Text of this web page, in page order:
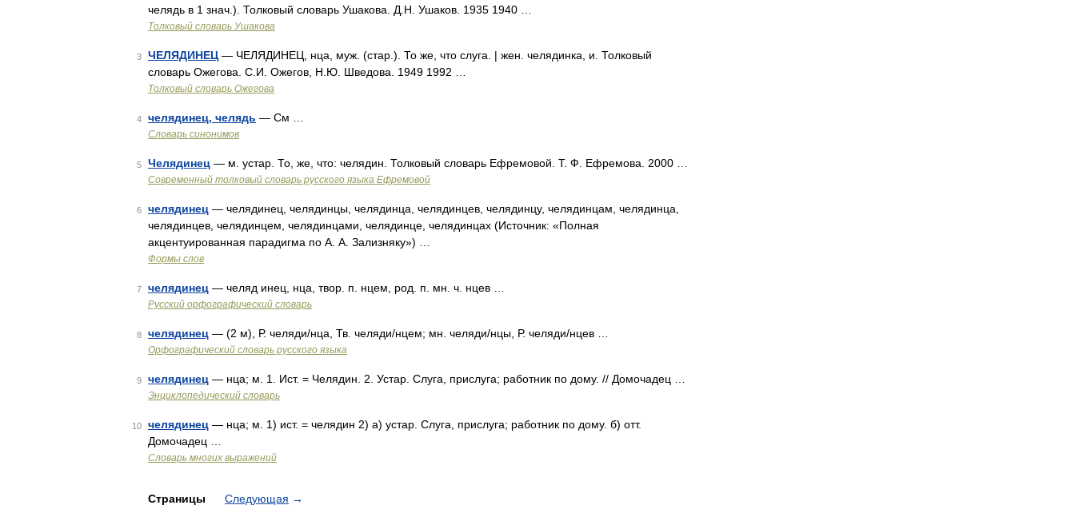
челядь в 1 знач.). Толковый словарь Ушакова. Д.Н. Ушаков. 1935 1940 …
Толковый словарь Ушакова
3 ЧЕЛЯДИНЕЦ — ЧЕЛЯДИНЕЦ, нца, муж. (стар.). То же, что слуга. | жен. челядинка, и. Толковый
словарь Ожегова. С.И. Ожегов, Н.Ю. Шведова. 1949 1992 …
Толковый словарь Ожегова
4 челядинец, челядь — См …
Словарь синонимов
5 Челядинец — м. устар. То, же, что: челядин. Толковый словарь Ефремовой. Т. Ф. Ефремова. 2000 …
Современный толковый словарь русского языка Ефремовой
6 челядинец — челядинец, челядинцы, челядинца, челядинцев, челядинцу, челядинцам, челядинца,
челядинцев, челядинцем, челядинцами, челядинце, челядинцах (Источник: «Полная
акцентуированная парадигма по А. А. Зализняку») …
Формы слов
7 челядинец — челяд инец, нца, твор. п. нцем, род. п. мн. ч. нцев …
Русский орфографический словарь
8 челядинец — (2 м), Р. челяди/нца, Тв. челяди/нцем; мн. челяди/нцы, Р. челяди/нцев …
Орфографический словарь русского языка
9 челядинец — нца; м. 1. Ист. = Челядин. 2. Устар. Слуга, прислуга; работник по дому. // Домочадец …
Энциклопедический словарь
10 челядинец — нца; м. 1) ист. = челядин 2) а) устар. Слуга, прислуга; работник по дому. б) отт.
Домочадец …
Словарь многих выражений
Страницы Следующая →